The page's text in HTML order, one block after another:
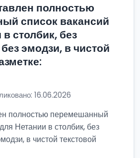
полностью
список вакансий
столбик, без
эмодзи, в чистой
16.06.2026
полностью перемешанный
Нетании в столбик, без
в чистой текстовой